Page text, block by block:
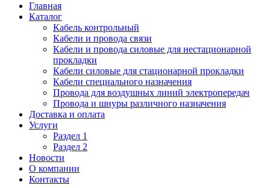
Главная
Каталог
Кабель контрольный
Кабели и провода связи
Кабели и провода силовые для нестационарной
прокладки
Кабели силовые для стационарной прокладки
Кабели специального назначения
Провода для воздушных линий электропередач
Провода и шнуры различного назначения
Доставка и оплата
Услуги
Раздел 1
Раздел 2
Новости
О компании
Контакты